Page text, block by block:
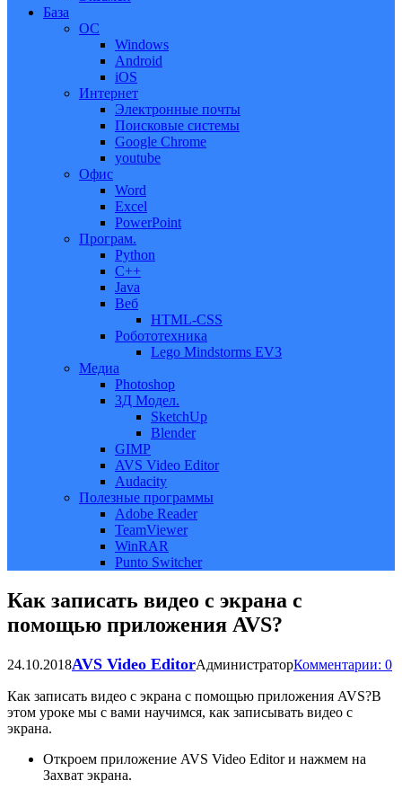
База
ОС
Windows
Android
iOS
Интернет
Электронные почты
Поисковые системы
Google Chrome
youtube
Офис
Word
Excel
PowerPoint
Програм.
Python
C++
Java
Веб
HTML-CSS
Робототехника
Lego Mindstorms EV3
Медиа
Photoshop
3Д Модел.
SketchUp
Blender
GIMP
AVS Video Editor
Audacity
Полезные программы
Adobe Reader
TeamViewer
WinRAR
Punto Switcher
Как записать видео с экрана с
помощью приложения AVS?
24.10.2018AVS Video EditorАдминистраторКомментарии: 0
Как записать видео с экрана с помощью приложения AVS?В
этом уроке мы с вами научимся, как записывать видео с
экрана.
Откроем приложение AVS Video Editor и нажмем на
Захват экрана.